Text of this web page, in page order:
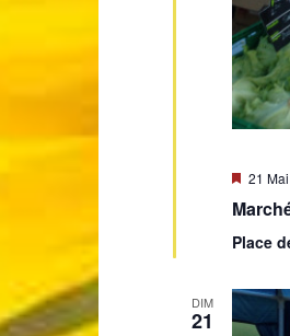
Mis
avant
21
Place
DIM
21